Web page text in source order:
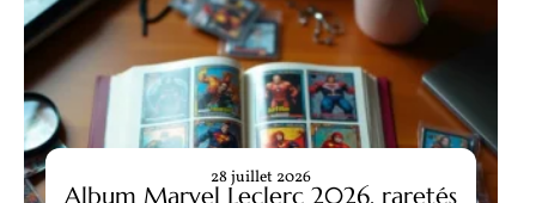
Album Marvel Leclerc 2026, raretés
28 juillet 2026